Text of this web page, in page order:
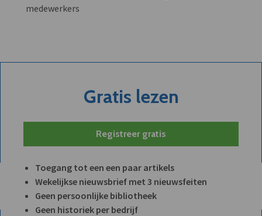
medewerkers
Gratis lezen
Registreer gratis
Toegang tot een een paar artikels
Wekelijkse nieuwsbrief met 3 nieuwsfeiten
Geen persoonlijke bibliotheek
Geen historiek per bedrijf